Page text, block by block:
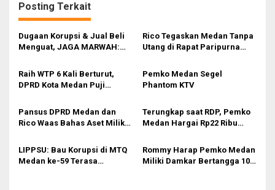
a
s
i
o
Posting Terkait
Dugaan Korupsi & Jual Beli
Menguat, JAGA MARWAH:
Dilantik di Kepemimpinan
Rico Waas
Rico Tegaskan Medan Tanpa
Utang di Rapat Paripurna
Raih WTP 6 Kali Berturut,
DPRD Kota Medan Puji
Pemko Medan Segel
Phantom KTV
Pansus DPRD Medan dan
Rico Waas Bahas Aset Milik
Terungkap saat RDP, Pemko
Medan Hargai Rp22 Ribu
LIPPSU: Bau Korupsi di MTQ
Medan ke-59 Terasa
Rommy Harap Pemko Medan
Miliki Damkar Bertangga 100